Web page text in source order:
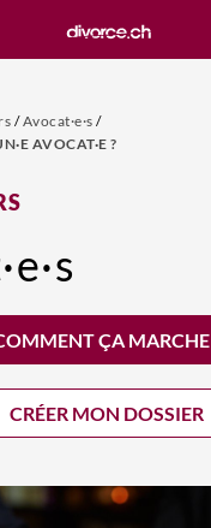
/Avocat·e·s /
AVOCAT·E ?
ÇA MARCHE
CRÉER MON DOSSIER